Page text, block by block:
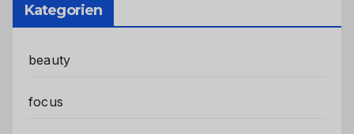
Kategorien
beauty
focus